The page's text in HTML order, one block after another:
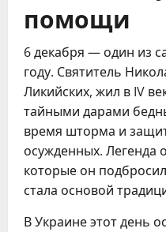
помощи
6 декабря — один из
году. Святитель
Ликийских, жил в IV
тайными дарами
время шторма и
осужденных. Легенда
которые он
стала основой
В Украине этот день